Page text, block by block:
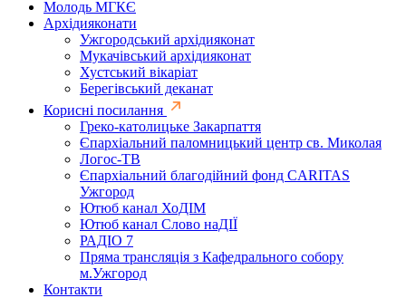
Молодь МГКЄ
Архідияконати
Ужгородський архідияконат
Мукачівський архідияконат
Хустський вікаріат
Берегівський деканат
Корисні посилання
Греко-католицьке Закарпаття
Єпархіальний паломницький центр св. Миколая
Логос-ТВ
Єпархіальний благодійний фонд CARITAS
Ужгород
Ютюб канал ХоДІМ
Ютюб канал Слово наДІЇ
РАДІО 7
Пряма трансляція з Кафедрального собору
м.Ужгород
Контакти